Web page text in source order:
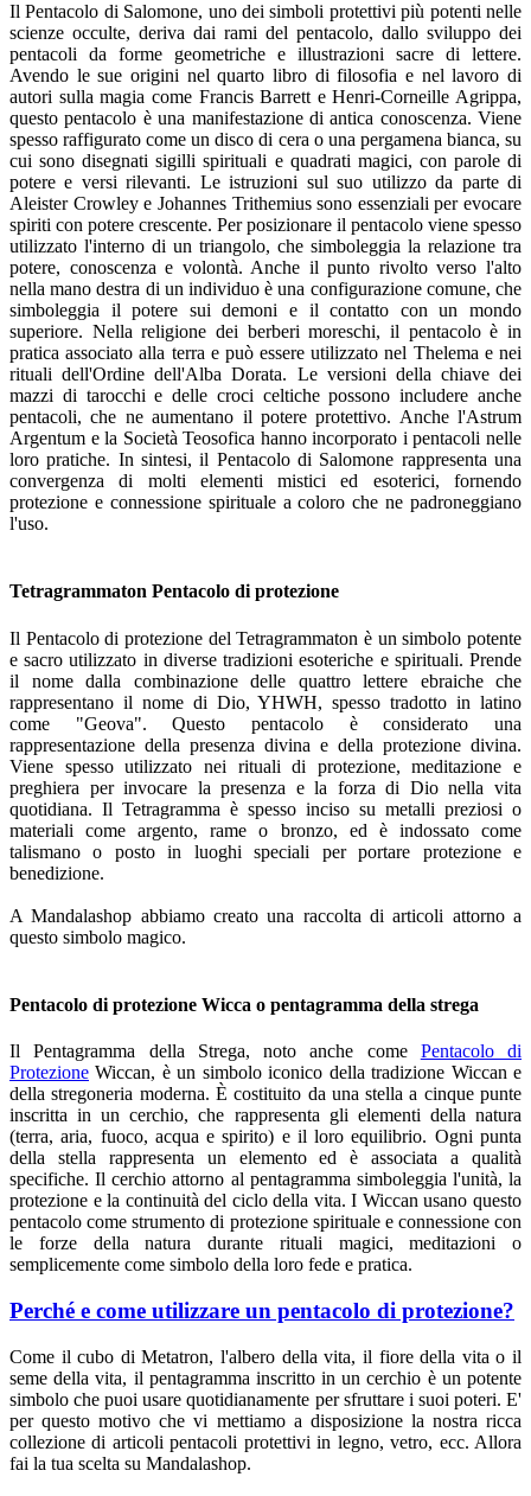
Il Pentacolo di Salomone, uno dei simboli protettivi più potenti nelle
scienze occulte, deriva dai rami del pentacolo, dallo sviluppo dei
pentacoli da forme geometriche e illustrazioni sacre di lettere.
Avendo le sue origini nel quarto libro di filosofia e nel lavoro di
autori sulla magia come Francis Barrett e Henri-Corneille Agrippa,
questo pentacolo è una manifestazione di antica conoscenza. Viene
spesso raffigurato come un disco di cera o una pergamena bianca, su
cui sono disegnati sigilli spirituali e quadrati magici, con parole di
potere e versi rilevanti. Le istruzioni sul suo utilizzo da parte di
Aleister Crowley e Johannes Trithemius sono essenziali per evocare
spiriti con potere crescente. Per posizionare il pentacolo viene spesso
utilizzato l'interno di un triangolo, che simboleggia la relazione tra
potere, conoscenza e volontà. Anche il punto rivolto verso l'alto
nella mano destra di un individuo è una configurazione comune, che
simboleggia il potere sui demoni e il contatto con un mondo
superiore. Nella religione dei berberi moreschi, il pentacolo è in
pratica associato alla terra e può essere utilizzato nel Thelema e nei
rituali dell'Ordine dell'Alba Dorata. Le versioni della chiave dei
mazzi di tarocchi e delle croci celtiche possono includere anche
pentacoli, che ne aumentano il potere protettivo. Anche l'Astrum
Argentum e la Società Teosofica hanno incorporato i pentacoli nelle
loro pratiche. In sintesi, il Pentacolo di Salomone rappresenta una
convergenza di molti elementi mistici ed esoterici, fornendo
protezione e connessione spirituale a coloro che ne padroneggiano
l'uso.
Tetragrammaton Pentacolo di protezione
Il Pentacolo di protezione del Tetragrammaton è un simbolo potente
e sacro utilizzato in diverse tradizioni esoteriche e spirituali. Prende
il nome dalla combinazione delle quattro lettere ebraiche che
rappresentano il nome di Dio, YHWH, spesso tradotto in latino
come "Geova". Questo pentacolo è considerato una
rappresentazione della presenza divina e della protezione divina.
Viene spesso utilizzato nei rituali di protezione, meditazione e
preghiera per invocare la presenza e la forza di Dio nella vita
quotidiana. Il Tetragramma è spesso inciso su metalli preziosi o
materiali come argento, rame o bronzo, ed è indossato come
talismano o posto in luoghi speciali per portare protezione e
benedizione.
A Mandalashop abbiamo creato una raccolta di articoli attorno a
questo simbolo magico.
Pentacolo di protezione Wicca o pentagramma della strega
Il Pentagramma della Strega, noto anche come Pentacolo di
Protezione Wiccan, è un simbolo iconico della tradizione Wiccan e
della stregoneria moderna. È costituito da una stella a cinque punte
inscritta in un cerchio, che rappresenta gli elementi della natura
(terra, aria, fuoco, acqua e spirito) e il loro equilibrio. Ogni punta
della stella rappresenta un elemento ed è associata a qualità
specifiche. Il cerchio attorno al pentagramma simboleggia l'unità, la
protezione e la continuità del ciclo della vita. I Wiccan usano questo
pentacolo come strumento di protezione spirituale e connessione con
le forze della natura durante rituali magici, meditazioni o
semplicemente come simbolo della loro fede e pratica.
Perché e come utilizzare un pentacolo di protezione?
Come il cubo di Metatron, l'albero della vita, il fiore della vita o il
seme della vita, il pentagramma inscritto in un cerchio è un potente
simbolo che puoi usare quotidianamente per sfruttare i suoi poteri. E'
per questo motivo che vi mettiamo a disposizione la nostra ricca
collezione di articoli pentacoli protettivi in legno, vetro, ecc. Allora
fai la tua scelta su Mandalashop.